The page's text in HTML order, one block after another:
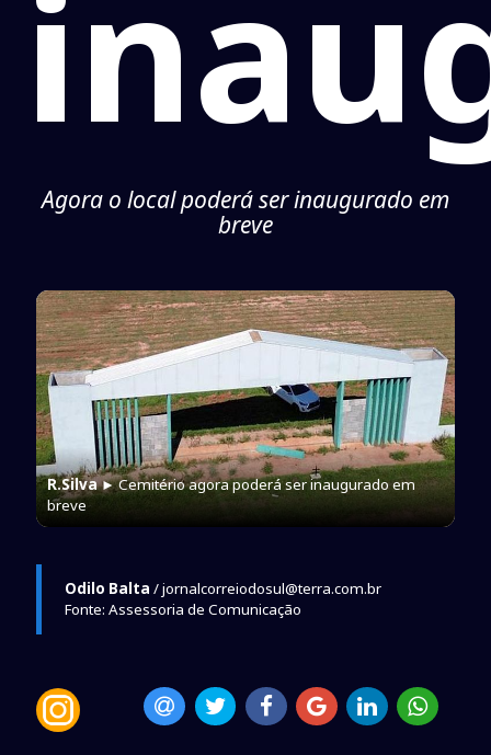
Agora o local poderá ser inaugurado em
breve
R.Silva► Cemitério agora poderá ser inaugurado em
breve
Odilo Balta / jornalcorreiodosul@terra.com.br
Fonte: Assessoria de Comunicação